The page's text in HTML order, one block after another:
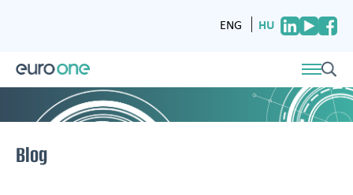
ENG HU
Blog